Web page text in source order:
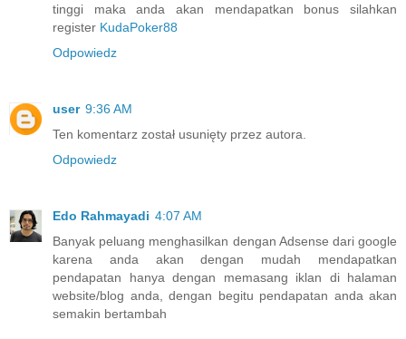
tinggi maka anda akan mendapatkan bonus silahkan
register KudaPoker88
Odpowiedz
user 9:36 AM
Ten komentarz został usunięty przez autora.
Odpowiedz
Edo Rahmayadi 4:07 AM
Banyak peluang menghasilkan dengan Adsense dari google
karena anda akan dengan mudah mendapatkan
pendapatan hanya dengan memasang iklan di halaman
website/blog anda, dengan begitu pendapatan anda akan
semakin bertambah